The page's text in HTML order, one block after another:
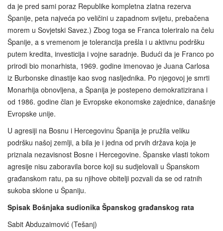
da je pred sami poraz Republike kompletna zlatna rezerva
Španije, peta najveća po veličini u zapadnom svijetu, prebačena
morem u Sovjetski Savez.) Zbog toga se Franca toleriralo na čelu
Španije, a s vremenom je tolerancija prešla i u aktivnu podršku
putem kredita, investicija i vojne saradnje. Budući da je Franco po
prirodi bio monarhista, 1969. godine imenovao je Juana Carlosa
iz Burbonske dinastije kao svog nasljednika. Po njegovoj je smrti
Monarhija obnovljena, a Španija je postepeno demokratizirana i
od 1986. godine član je Evropske ekonomske zajednice, današnje
Evropske unije.
U agresiji na Bosnu i Hercegovinu Španija je pružila veliku
podršku našoj zemlji, a bila je i jedna od prvih država koja je
priznala nezavisnost Bosne i Hercegovine. Španske vlasti tokom
agresije nisu zaboravila borce koji su sudjelovali u Španskom
građanskom ratu, pa su njihove obitelji pozvali da se od ratnih
sukoba sklone u Španiju.
Spisak Bošnjaka sudionika Španskog građanskog rata
Sabit Abduzaimović (Tešanj)